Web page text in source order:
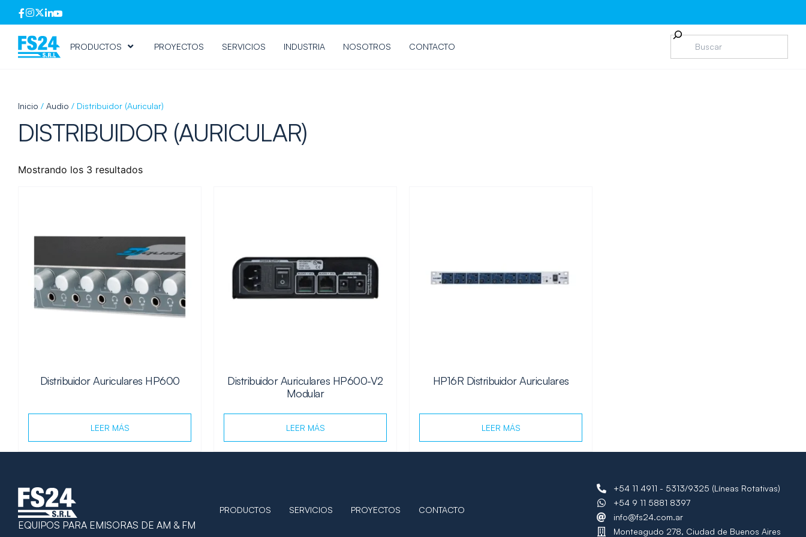
PRODUCTOS PROYECTOS SERVICIOS INDUSTRIA NOSOTROS CONTACTO
Inicio / Audio / Distribuidor (Auricular)
DISTRIBUIDOR (AURICULAR)
Mostrando los 3 resultados
Distribuidor Auriculares HP600
LEER MÁS
Distribuidor Auriculares HP600-V2
Modular
LEER MÁS
HP16R Distribuidor Auriculares
LEER MÁS
EQUIPOS PARA EMISORAS DE AM & FM
PRODUCTOS SERVICIOS PROYECTOS CONTACTO
+54 11 4911 - 5313/9325 (Líneas Rotativas)
+54 9 11 5881 8397
info@fs24.com.ar
Monteagudo 278, Ciudad de Buenos Aires